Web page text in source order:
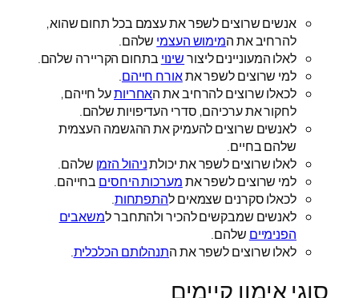
אנשים שרוצים לשפר את עצמם בכל תחום שהוא,
להרחיב את המימוש העצמי שלהם.
לאלו המעוניינים ליצורשינוי בתחום הקריירה שלהם.
למי שרוצים לשפר אתאורח חייהם.
לכאלו שרוצים להרחיב את האחריותעל חייהם,
לחקור את ערכיהם, סדרי העדיפויות שלהם.
לאנשים שרוצים להעמיק את ההגשמה העצמית
שלהם בחיים.
לאלו שרוצים לשפר את יכולתניהול הזמן שלהם.
למי שרוצים לשפר אתמערכות היחסים בחייהם.
לכאלו סקרנים שצמאים להתפתחות.
לאנשים שמבקשים להכיר ולהתחבר למשאבים
הפנימיים שלהם.
לאלו שרוצים לשפר את התנהלותם הכלכלית.
סוגי אימון קיימים